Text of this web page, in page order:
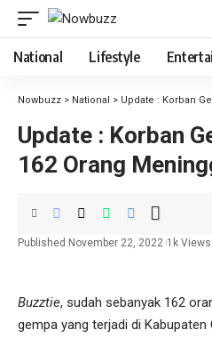
National Lifestyle
Nowbuzz > National > Update : Korban
Update : Korban
162 Orang
Published November 22, 2022 1k Views
Buzztie, sudah sebanyak 162
gempa yang terjadi di Kabupaten